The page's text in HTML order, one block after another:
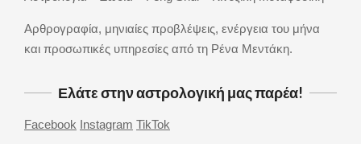
on
Αρθρογραφία, μηνιαίες προβλέψεις, ενέργεια του μήνα
και προσωπικές υπηρεσίες από τη Ρένα Μεντάκη.
Ελάτε στην αστρολογική μας παρέα!
Facebook Instagram TikTok